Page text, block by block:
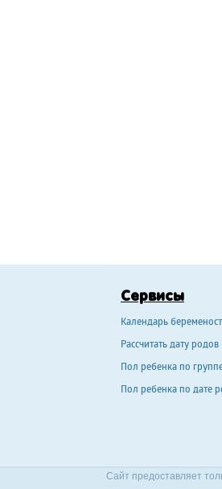
Сервисы
Календарь
Рассчитать дату родов
Пол ребенка по
Пол ребенка по дате
Сайт предоставляет